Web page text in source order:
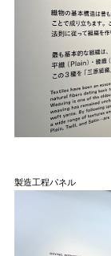
製造工程パネル